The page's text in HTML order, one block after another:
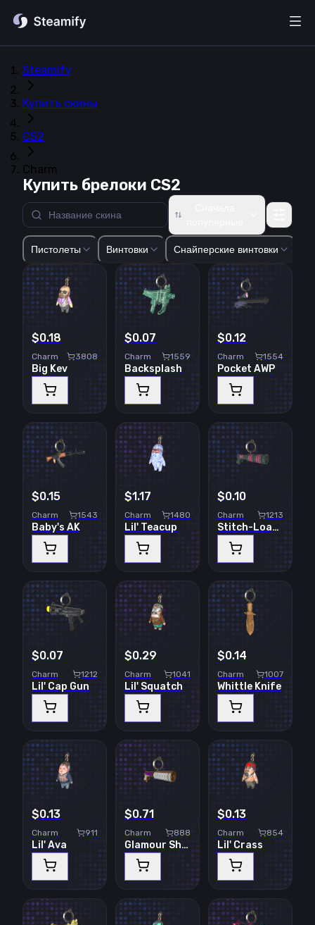
Steamify
Купить скины
CS2
Charm
Купить брелоки CS2
Пистолеты Винтовки Снайперские винтовки
Glock-18USP-SP2000P250Five-SeveNTec-9CZ75-Auto
$0.18
Charm 3808
Big Kev
$0.07
Charm 1559
Backsplash
$0.12
Charm 1554
Pocket AWP
$0.15
Charm 1543
Baby's AK
$1.17
Charm 1480
Lil' Teacup
$0.10
Charm 1213
Stitch-Loaded
$0.07
Charm 1212
Lil' Cap Gun
$0.29
Charm 1041
Lil' Squatch
$0.14
Charm 1007
Whittle Knife
$0.13
Charm 911
Lil' Ava
$0.71
Charm 888
Glamour Shot
$0.13
Charm 854
Lil' Crass